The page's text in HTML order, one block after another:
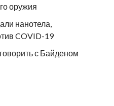
оружия
нанотела,
COVID-19
с Байденом